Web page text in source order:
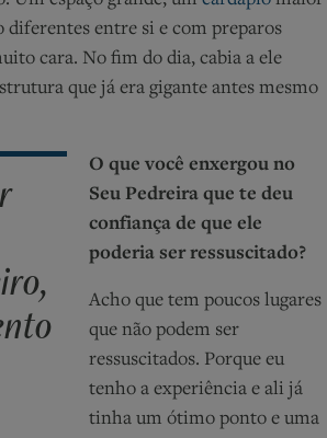
diferentes entre si e com preparos
cara. No fim do dia, cabia a ele
que já era gigante antes mesmo
O que você enxergou no
Seu Pedreira que te deu
confiança de que ele
poderia ser ressuscitado?
Acho que tem poucos lugares
que não podem ser
ressuscitados. Porque eu
tenho a experiência e ali já
tinha um ótimo ponto e uma